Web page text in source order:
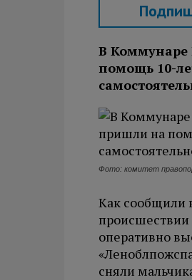
В Коммунаре
помощь 10-
Фото: комитет
Как сообщили
оперативно
сняли